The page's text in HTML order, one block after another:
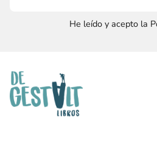
He leído y acepto la